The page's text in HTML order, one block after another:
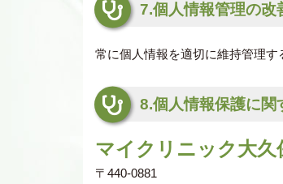
7.個人情報管理の改
常に個人情報を適切に維持管理す
8.個人情報保護に関
マイクリニック大久
〒440-0881